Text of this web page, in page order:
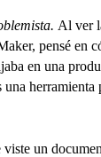
Al ver
pensé en
en una
herramienta
un